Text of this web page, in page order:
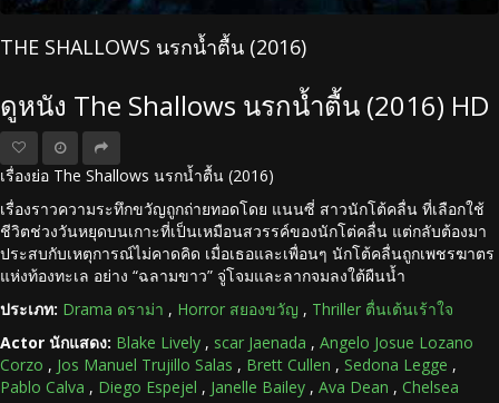
THE SHALLOWS นรกน้ำตื้น (2016)
ดูหนัง The Shallows นรกน้ำตื้น (2016) HD
เรื่องย่อ The Shallows นรกน้ำตื้น (2016)
เรื่องราวความระทึกขวัญถูกถ่ายทอดโดย แนนซี่ สาวนักโต้คลื่น ที่เลือกใช้
ชีวิตช่วงวันหยุดบนเกาะที่เป็นเหมือนสวรรค์ของนักโต่คลื่น แต่กลับต้องมา
ประสบกับเหตุการณ์ไม่คาดคิด เมื่อเธอและเพื่อนๆ นักโต้คลื่นถูกเพชรฆาตร
แห่งท้องทะเล อย่าง “ฉลามขาว” จู่โจมและลากจมลงใต้ผืนน้ำ
ประเภท: Drama ดราม่า , Horror สยองขวัญ , Thriller ตื่นเต้นเร้าใจ
Actor นักแสดง: Blake Lively , scar Jaenada , Angelo Josue Lozano
Corzo , Jos Manuel Trujillo Salas , Brett Cullen , Sedona Legge ,
Pablo Calva , Diego Espejel , Janelle Bailey , Ava Dean , Chelsea